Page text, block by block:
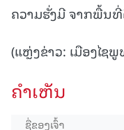
ຄວາມຮັ່ງມີ ຈາກພື້ນທີ່
(ແຫຼ່ງຂ່າວ: ເມືອງໄຊ
ຄໍາເຫັນ